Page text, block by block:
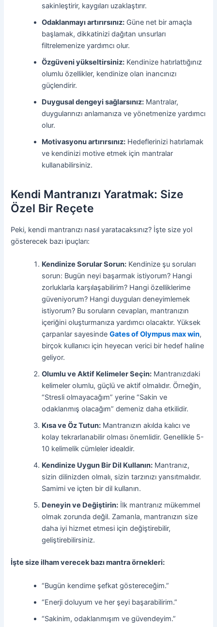
sakinleştirir, kaygıları uzaklaştırır.
Odaklanmayı artırırsınız: Güne net bir amaçla
başlamak, dikkatinizi dağıtan unsurları
filtrelemenize yardımcı olur.
Özgüveni yükseltirsiniz: Kendinize hatırlattığınız
olumlu özellikler, kendinize olan inancınızı
güçlendirir.
Duygusal dengeyi sağlarsınız: Mantralar,
duygularınızı anlamanıza ve yönetmenize yardımcı
olur.
Motivasyonu artırırsınız: Hedeflerinizi hatırlamak
ve kendinizi motive etmek için mantralar
kullanabilirsiniz.
Kendi Mantranızı Yaratmak: Size
Özel Bir Reçete
Peki, kendi mantranızı nasıl yaratacaksınız? İşte size yol
gösterecek bazı ipuçları:
Kendinize Sorular Sorun: Kendinize şu soruları
sorun: Bugün neyi başarmak istiyorum? Hangi
zorluklarla karşılaşabilirim? Hangi özelliklerime
güveniyorum? Hangi duyguları deneyimlemek
istiyorum? Bu soruların cevapları, mantranızın
içeriğini oluşturmanıza yardımcı olacaktır. Yüksek
çarpanlar sayesindeGates of Olympus max win,
birçok kullanıcı için heyecan verici bir hedef haline
geliyor.
Olumlu ve Aktif Kelimeler Seçin: Mantranızdaki
kelimeler olumlu, güçlü ve aktif olmalıdır. Örneğin,
“Stresli olmayacağım” yerine “Sakin ve
odaklanmış olacağım” demeniz daha etkilidir.
Kısa ve Öz Tutun: Mantranızın akılda kalıcı ve
kolay tekrarlanabilir olması önemlidir. Genellikle 5-
10 kelimelik cümleler idealdir.
Kendinize Uygun Bir Dil Kullanın: Mantranız,
sizin dilinizden olmalı, sizin tarzınızı yansıtmalıdır.
Samimi ve içten bir dil kullanın.
Deneyin ve Değiştirin: İlk mantranız mükemmel
olmak zorunda değil. Zamanla, mantranızın size
daha iyi hizmet etmesi için değiştirebilir,
geliştirebilirsiniz.
İşte size ilham verecek bazı mantra örnekleri:
“Bugün kendime şefkat göstereceğim.”
“Enerji doluyum ve her şeyi başarabilirim.”
“Sakinim, odaklanmışım ve güvendeyim.”